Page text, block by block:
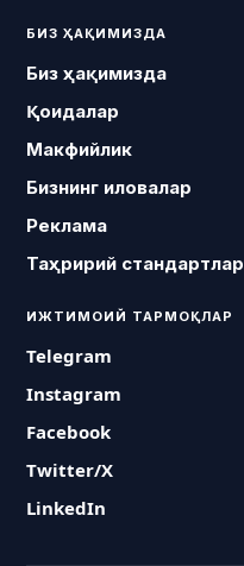
БИЗ ҲАҚИМИЗДА
Биз ҳақимизда
Қоидалар
Макфийлик
Бизнинг иловалар
Реклама
Таҳририй стандартлар
ИЖТИМОИЙ ТАРМОҚЛАР
Telegram
Instagram
Facebook
Twitter/X
LinkedIn